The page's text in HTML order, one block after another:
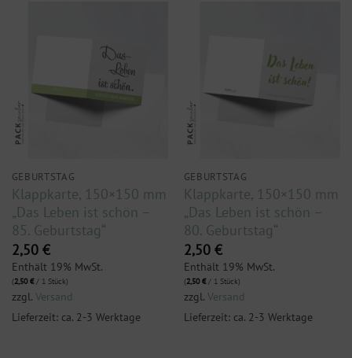
GEBURTSTAG
Klappkarte, 150×150 mm
„Das Leben ist schön –
85. Geburtstag“
2,50 €
Enthält 19% MwSt.
(2,50€/ 1 Stück)
zzgl. Versand
Lieferzeit: ca. 2-3 Werktage
GEBURTSTAG
Klappkarte, 150×150 mm
„Das Leben ist schön –
80. Geburtstag“
2,50 €
Enthält 19% MwSt.
(2,50€/ 1 Stück)
zzgl. Versand
Lieferzeit: ca. 2-3 Werktage